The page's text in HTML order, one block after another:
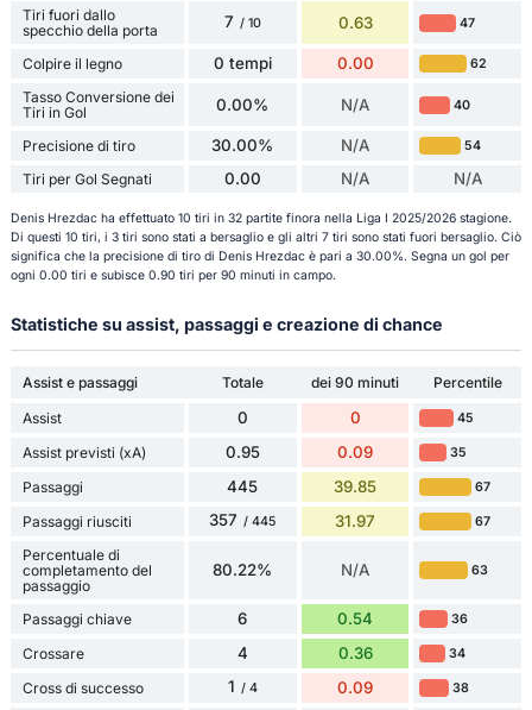
Tiri fuori dallo
specchio della porta
7 / 10 0.63 47
Colpire il legno 0 tempi 0.00 62
Tasso Conversione dei
Tiri in Gol
0.00% N/A 40
Precisione di tiro 30.00% N/A 54
Tiri per Gol Segnati 0.00 N/A N/A
Denis Hrezdac ha effettuato 10 tiri in 32 partite finora nella Liga I 2025/2026 stagione.
Di questi 10 tiri, i 3 tiri sono stati a bersaglio e gli altri 7 tiri sono stati fuori bersaglio. Ciò
significa che la precisione di tiro di Denis Hrezdac è pari a 30.00%. Segna un gol per
ogni 0.00 tiri e subisce 0.90 tiri per 90 minuti in campo.
Statistiche su assist, passaggi e creazione di chance
Assist e passaggi Totale dei 90 minuti
Percentile
Assist
0 0 45
Assist previsti (xA) 0.95 0.09 35
Passaggi 445 39.85 67
Passaggi riusciti 357 / 445 31.97 67
Percentuale di
completamento del
passaggio
80.22% N/A 63
Passaggi chiave 6 0.54 36
Crossare 4 0.36 34
Cross di successo 1 / 4 0.09 38